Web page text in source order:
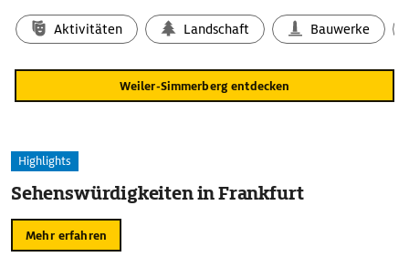
Aktivitäten Landschaft Bauwerke
Weiler-Simmerberg entdecken
Highlights
Sehenswürdigkeiten in Frankfurt
Mehr erfahren